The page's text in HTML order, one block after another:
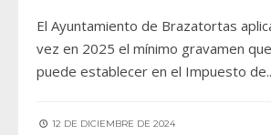
El Ayuntamiento de Brazatortas
vez en 2025 el mínimo gravamen
puede establecer en el Impuesto de
12 DE DICIEMBRE DE 2024